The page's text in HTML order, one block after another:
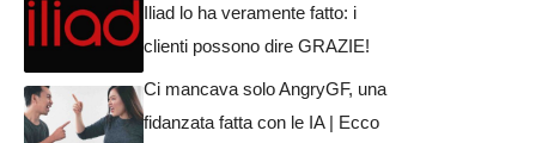
Iliad lo ha veramente fatto: i
clienti possono dire GRAZIE!
Ci mancava solo AngryGF, una
fidanzata fatta con le IA | Ecco